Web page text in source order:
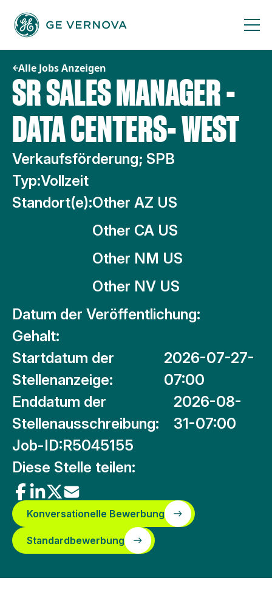
Inhalt
springen
Alle Jobs Anzeigen
SR SALES MANAGER -
DATA CENTERS- WEST
Verkaufsförderung; SPB
Typ:Vollzeit
Standort(e):Other AZ US
Other CA US
Other NM US
Other NV US
Datum der Veröffentlichung:
Gehalt:
Startdatum der
Stellenanzeige:
2026-07-27-
07:00
Enddatum der
Stellenausschreibung:
2026-08-
31-07:00
Job-ID:R5045155
Diese Stelle teilen:
Konversationelle Bewerbung
Standardbewerbung